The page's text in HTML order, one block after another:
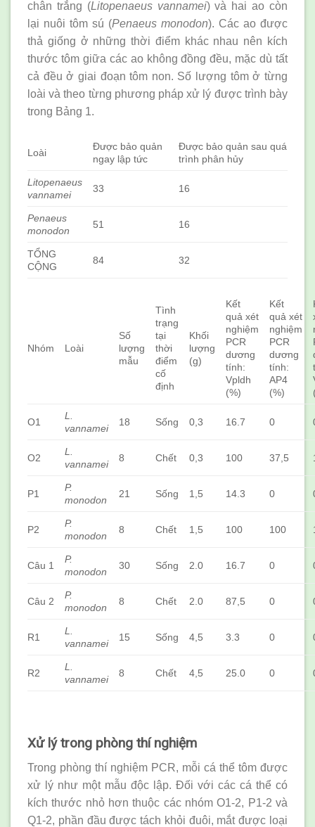
chân trắng (Litopenaeus vannamei) và hai ao còn
lại nuôi tôm sú (Penaeus monodon). Các ao được
thả giống ở những thời điểm khác nhau nên kích
thước tôm giữa các ao không đồng đều, mặc dù tất
cả đều ở giai đoạn tôm non. Số lượng tôm ở từng
loài và theo từng phương pháp xử lý được trình bày
trong Bảng 1.
Loài
Được bảo quản
ngay lập tức
Được bảo quản sau quá
trình phân hủy
Litopenaeus
vannamei
33 16
Penaeus
monodon
51 16
TỔNG
CỘNG
84 32
Nhóm Loài
Số
lượng
mẫu
Tình
trạng
tại
thời
điểm
cố
định
Khối
lượng
(g)
Kết
quả xét
nghiệm
PCR
dương
tính:
Vpldh
(%)
Kết
quả xét
nghiệm
PCR
dương
tính:
AP4
(%)
O1
L.
vannamei
18 Sống 0,3 16.7 0
O2
L.
vannamei
8 Chết 0,3 100 37,5
P1
P.
monodon
21 Sống 1,5 14.3 0
P2
P.
monodon
8 Chết 1,5 100 100
Câu 1
P.
monodon
30 Sống 2.0 16.7 0
Câu 2
P.
monodon
8 Chết 2.0 87,5 0
R1
L.
vannamei
15 Sống 4,5 3.3 0
R2
L.
vannamei
8 Chết 4,5 25.0 0
Xử lý trong phòng thí nghiệm
Trong phòng thí nghiệm PCR, mỗi cá thể tôm được
xử lý như một mẫu độc lập. Đối với các cá thể có
kích thước nhỏ hơn thuộc các nhóm O1-2, P1-2 và
Q1-2, phần đầu được tách khỏi đuôi, mắt được loại